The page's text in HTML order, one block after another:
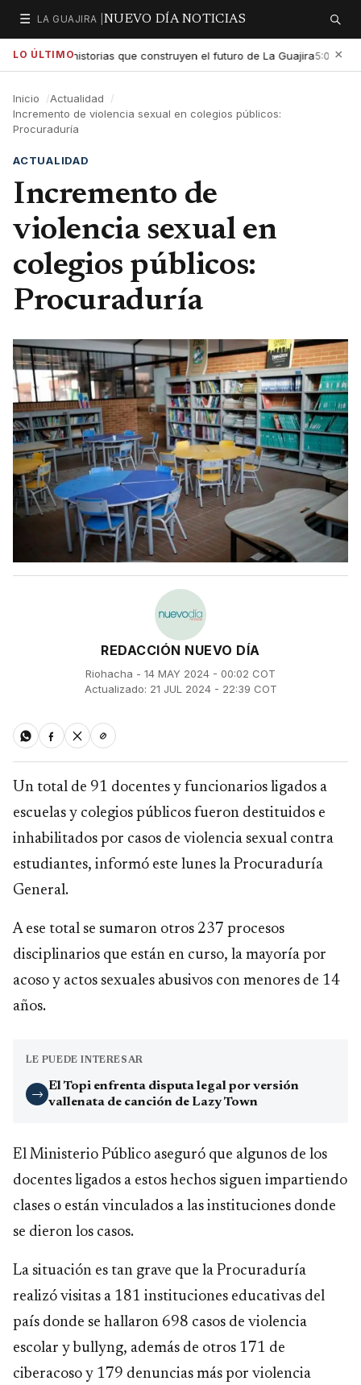
☰
Secciones
LA GUAJIRA | NUEVO DÍA NOTICIAS Buscar
LO ÚLTIMO
las historias que construyen el futuro de La Guajira5:01 PM×
Inicio
Actualidad
Incremento de violencia sexual en colegios públicos:
Procuraduría
ACTUALIDAD
Incremento de
violencia sexual en
colegios públicos:
Procuraduría
REDACCIÓN NUEVO DÍA
Riohacha - 14 MAY 2024 - 00:02 COT
Actualizado: 21 JUL 2024 - 22:39 COT
Un total de 91 docentes y funcionarios ligados a
escuelas y colegios públicos fueron destituidos e
inhabilitados por casos de violencia sexual contra
estudiantes, informó este lunes la Procuraduría
General.
A ese total se sumaron otros 237 procesos
disciplinarios que están en curso, la mayoría por
acoso y actos sexuales abusivos con menores de 14
años.
LE PUEDE INTERESAR
→
El Topi enfrenta disputa legal por versión
vallenata de canción de Lazy Town
El Ministerio Público aseguró que algunos de los
docentes ligados a estos hechos siguen impartiendo
clases o están vinculados a las instituciones donde
se dieron los casos.
La situación es tan grave que la Procuraduría
realizó visitas a 181 instituciones educativas del
país donde se hallaron 698 casos de violencia
escolar y bullyng, además de otros 171 de
ciberacoso y 179 denuncias más por violencia